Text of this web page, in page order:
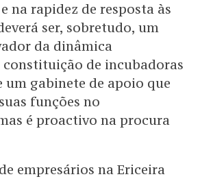
na rapidez de resposta às
ser, sobretudo, um
da dinâmica
constituição de incubadoras
um gabinete de apoio que
funções no
é proactivo na procura
empresários na Ericeira